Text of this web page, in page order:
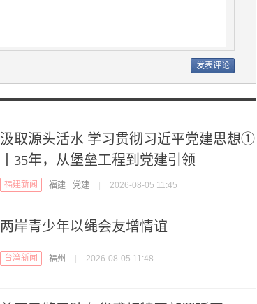
汲取源头活水 学习贯彻习近平党建思想①
丨35年，从堡垒工程到党建引领
福建新闻 福建 党建 2026-08-05 11:45
两岸青少年以绳会友增情谊
台湾新闻 福州 2026-08-05 11:48